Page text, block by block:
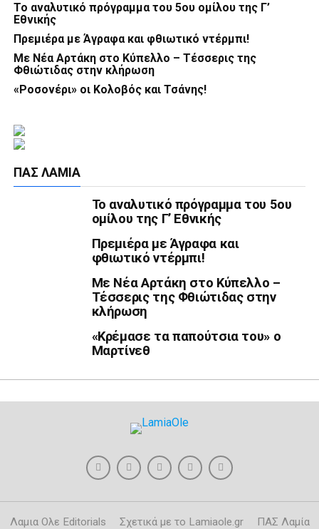
Το αναλυτικό πρόγραμμα του 5ου ομίλου της Γ’
Εθνικής
Πρεμιέρα με Άγραφα και φθιωτικό ντέρμπι!
Με Νέα Αρτάκη στο Κύπελλο – Τέσσερις της
Φθιώτιδας στην κλήρωση
«Ροσονέρι» οι Κολοβός και Τσάνης!
ΠΑΣ ΛΑΜΊΑ
Το αναλυτικό πρόγραμμα του 5ου
ομίλου της Γ’ Εθνικής
Πρεμιέρα με Άγραφα και
φθιωτικό ντέρμπι!
Με Νέα Αρτάκη στο Κύπελλο –
Τέσσερις της Φθιώτιδας στην
κλήρωση
«Κρέμασε τα παπούτσια του» ο
Μαρτίνεθ
Λαμια Ολε Editorials Σχετικά με το Lamiaole.gr ΠΑΣ Λαμία